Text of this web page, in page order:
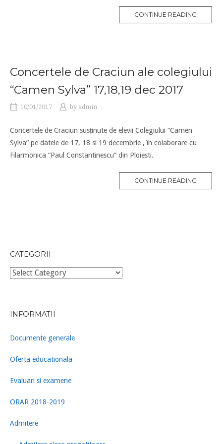
CONTINUE READING
Concertele de Craciun ale colegiului
“Camen Sylva” 17,18,19 dec 2017
10/01/2017 by admin
Concertele de Craciun susținute de elevii Colegiului “Camen
Sylva” pe datele de 17, 18 si 19 decembrie , în colaborare cu
Filarmonica “Paul Constantinescu” din Ploiesti.
CONTINUE READING
CATEGORII
Categorii
INFORMATII
Documente generale
Oferta educationala
Evaluari si examene
ORAR 2018-2019
Admitere